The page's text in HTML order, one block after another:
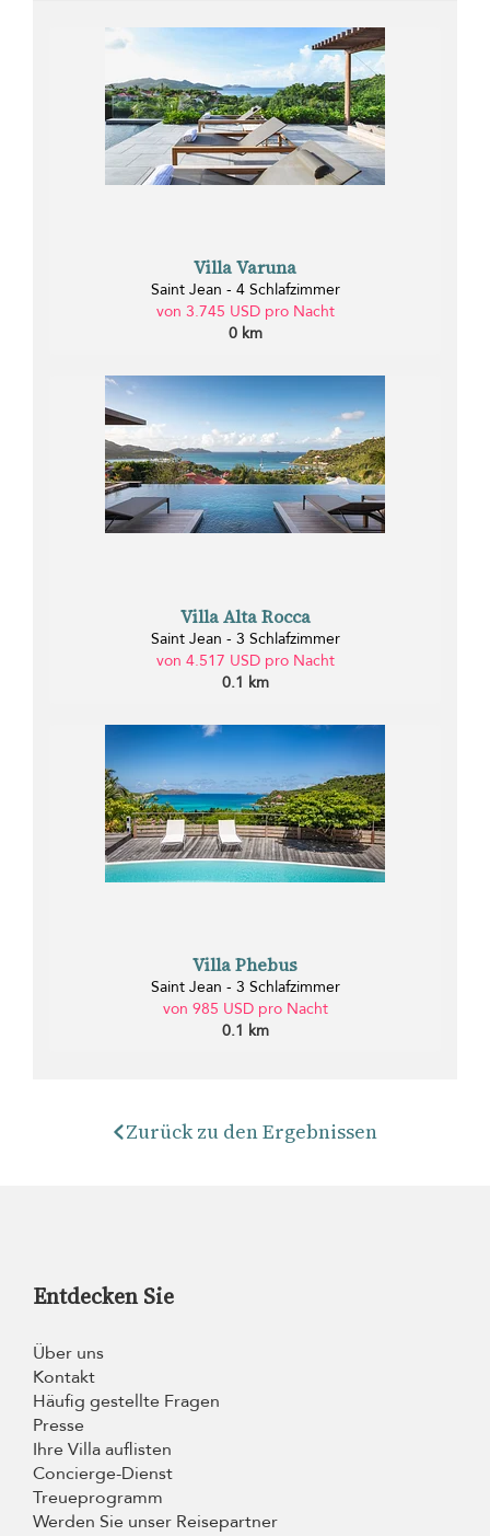
Villa Varuna
Saint Jean - 4 Schlafzimmer
von 3.745 USD pro Nacht
0 km
Villa Alta Rocca
Saint Jean - 3 Schlafzimmer
von 4.517 USD pro Nacht
0.1 km
Villa Phebus
Saint Jean - 3 Schlafzimmer
von 985 USD pro Nacht
0.1 km
Zurück zu den Ergebnissen
Entdecken Sie
Über uns
Kontakt
Häufig gestellte Fragen
Presse
Ihre Villa auflisten
Concierge-Dienst
Treueprogramm
Werden Sie unser Reisepartner